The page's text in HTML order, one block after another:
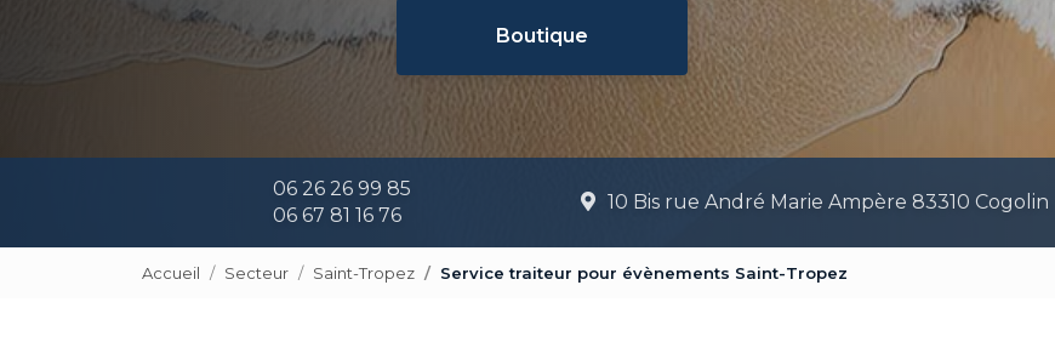
Boutique
06 26 26 99 85
06 67 81 16 76
10 Bis rue André Marie Ampère 83310 Cogolin
Accueil Secteur Saint-Tropez Service traiteur pour évènements Saint-Tropez